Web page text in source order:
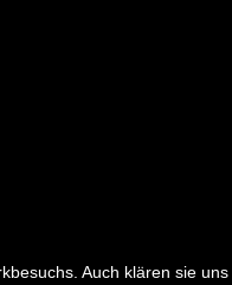
Auch klären sie